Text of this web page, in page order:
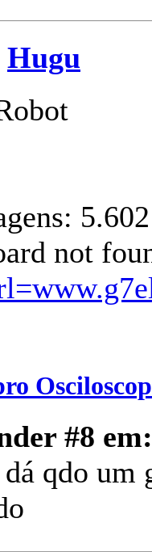
Hugu
5.602
not
#8 em:
dá qdo um